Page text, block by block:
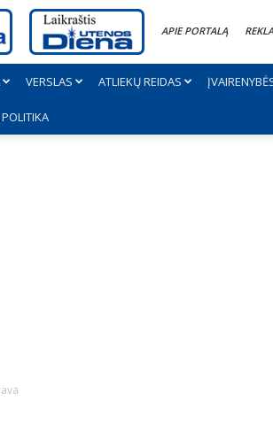
APIE PORTALĄ
VERSLAS ATLIEKŲ REIDAS
POLITIKA